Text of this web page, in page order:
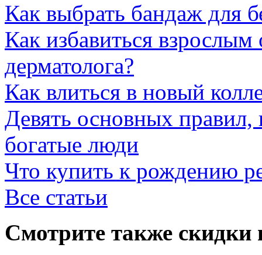
Как выбрать бандаж для
Как избавиться
дерматолога?
Как влиться в новый
Девять основных
богатые люди
Что купить к рождению
Все статьи
Смотрите также скидки